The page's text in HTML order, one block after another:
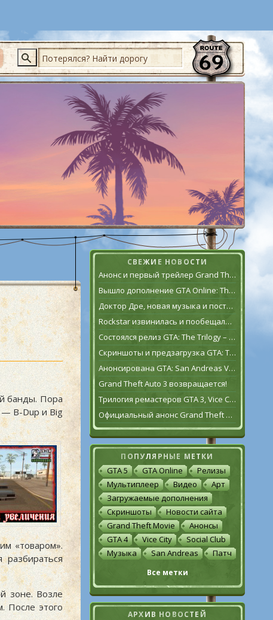
Поиск
банды. Пора
— B-Dup и Big
«товаром».
зоне. Возле
После этого
СВЕЖИЕ НОВОСТИ
Анонс и первый трейлер Grand Theft Auto VI
Вышло дополнение GTA Online: The Contract
Доктор Дре, новая музыка и постаревший Франклин Клинтон в дополнении GTA Online: The Contract
Rockstar извинилась и пообещала исправить GTA: The Trilogy – The Definitive Edition [обновлено]
Состоялся релиз GTA: The Trilogy – The Definitive Edition
Скриншоты и предзагрузка GTA: The Trilogy – The Definitive Edition
Анонсирована GTA: San Andreas VR для Oculus Quest 2
Grand Theft Auto 3 возвращается!
Трилогия ремастеров GTA 3, Vice City и San Andreas выйдет 11 ноября
Официальный анонс Grand Theft Auto: The Trilogy – The Definitive Edition
ПОПУЛЯРНЫЕ МЕТКИ
GTA 5 GTA Online
Релизы
Мультиплеер
Видео
Арт
Загружаемые дополнения
Скриншоты
Новости сайта
Grand Theft Movie
Анонсы
GTA 4
Vice City
Social Club
Музыка
San Andreas Патч
Все метки
АРХИВ НОВОСТЕЙ